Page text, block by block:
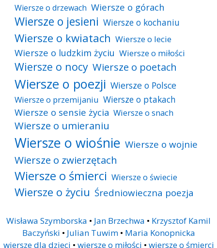
Wiersze o drzewach Wiersze o górach
Wiersze o jesieni Wiersze o kochaniu
Wiersze o kwiatach Wiersze o lecie
Wiersze o ludzkim życiu Wiersze o miłości
Wiersze o nocy Wiersze o poetach
Wiersze o poezji Wiersze o Polsce
Wiersze o przemijaniu Wiersze o ptakach
Wiersze o sensie życia Wiersze o snach
Wiersze o umieraniu
Wiersze o wiośnie Wiersze o wojnie
Wiersze o zwierzętach
Wiersze o śmierci Wiersze o świecie
Wiersze o życiu Średniowieczna poezja
Wisława Szymborska • Jan Brzechwa • Krzysztof Kamil
Baczyński • Julian Tuwim• Maria Konopnicka
wiersze dla dzieci • wiersze o miłości • wiersze o śmierci